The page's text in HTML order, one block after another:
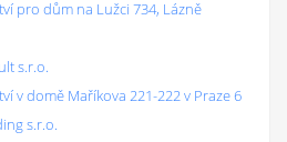
pro dům na Lužci 734, Lázně
s.r.o.
v domě Maříkova 221-222 v Praze 6
s.r.o.